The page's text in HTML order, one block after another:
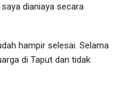
dianiaya secara
hampir selesai. Selama
di Taput dan tidak